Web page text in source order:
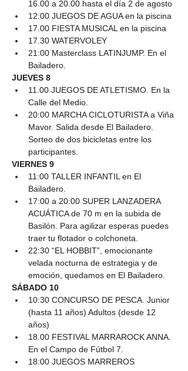
16.00 a 20.00 hasta el día 2 de agosto
12:00 JUEGOS DE AGUA en la piscina
17.00 FIESTA MUSICAL en la piscina
17.30 WATERVOLEY
21:00 Masterclass LATINJUMP. En el
Bailadero.
JUEVES 8
11.00 JUEGOS DE ATLETISMO. En la
Calle del Medio.
20:00 MARCHA CICLOTURISTA a Viña
Mavor. Salida desde El Bailadero.
Sorteo de dos bicicletas entre los
participantes.
VIERNES 9
11:00 TALLER INFANTIL en El
Bailadero.
17:00 a 20:00 SUPER LANZADERA
ACUÁTICA de 70 m en la subida de
Basilón. Para agilizar esperas puedes
traer tu flotador o colchoneta.
22:30 “EL HOBBIT”, emocionante
velada nocturna de estrategia y de
emoción, quedamos en El Bailadero.
SÁBADO 10
10:30 CONCURSO DE PESCA. Junior
(hasta 11 años) Adultos (desde 12
años)
18.00 FESTIVAL MARRAROCK ANNA.
En el Campo de Fútbol 7.
18:00 JUEGOS MARREROS